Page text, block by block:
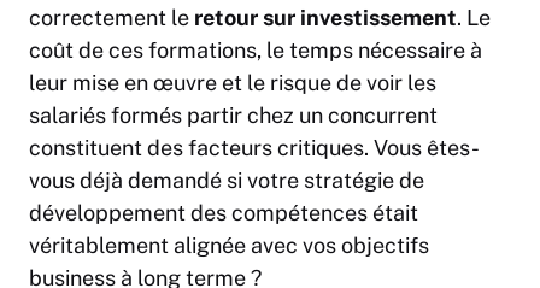
correctement le retour sur investissement. Le
coût de ces formations, le temps nécessaire à
leur mise en œuvre et le risque de voir les
salariés formés partir chez un concurrent
constituent des facteurs critiques. Vous êtes-
vous déjà demandé si votre stratégie de
développement des compétences était
véritablement alignée avec vos objectifs
business à long terme ?